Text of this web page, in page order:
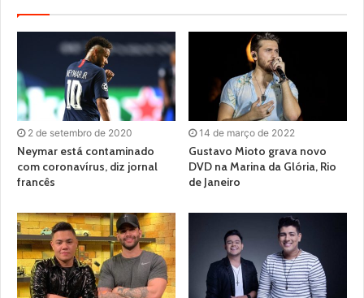
2 de setembro de 2020
Neymar está contaminado
com coronavírus, diz jornal
francês
14 de março de 2022
Gustavo Mioto grava novo
DVD na Marina da Glória, Rio
de Janeiro